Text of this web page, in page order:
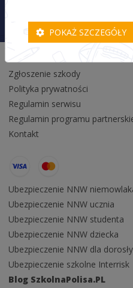
Zgłoszenie szkody
Polityka prywatności
Regulamin serwisu
Regulamin programu
Kontakt
Ubezpieczenie NNW
Ubezpieczenie NNW ucznia
Ubezpieczenie NNW studenta
Ubezpieczenie NNW dziecka
Ubezpieczenie NNW dla
Ubezpieczenie szkolne Interrisk
Blog SzkolnaPolisa.PL
POKAŻ SZCZEGÓŁY